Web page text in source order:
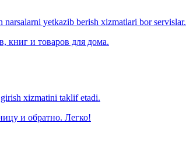
yetkazib berish xizmatlari bor servislar.
книг и товаров для дома.
xizmatini taklif etadi.
и обратно. Легко!